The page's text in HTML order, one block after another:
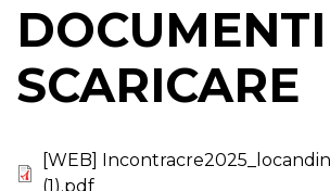
SCARICARE
[WEB]
(1).pdf